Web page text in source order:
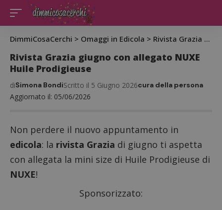
DimmiCosaCerchi > Omaggi in Edicola > Rivista Grazia giugno con allegato NUXE Huile Prodigieuse
Rivista Grazia giugno con allegato NUXE
Huile Prodigieuse
Aggiornato il: 05/06/2026
diSimona BondiScritto il 5 Giugno 2026cura della persona
Non perdere il nuovo appuntamento in
edicola: la rivista Grazia di giugno ti aspetta
con allegata la mini size di Huile Prodigieuse di
NUXE!
Sponsorizzato: